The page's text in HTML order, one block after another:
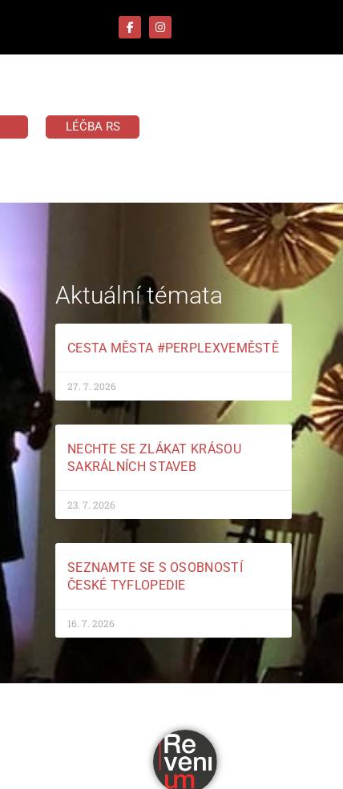
LÉČBA RS
Aktuální témata
CESTA MĚSTA #PERPLEXVEMĚSTĚ
27. 7. 2026
NECHTE SE ZLÁKAT KRÁSOU
SAKRÁLNÍCH STAVEB
23. 7. 2026
SEZNAMTE SE S OSOBNOSTÍ
ČESKÉ TYFLOPEDIE
16. 7. 2026